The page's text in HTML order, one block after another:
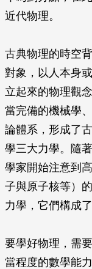
近代物理。
古典物理的時空
對象，以人本身
立起來的物理觀
當完備的機械學
論體系，形成了
學三大力學。隨
學家開始注意到
子與原子核等）
力學，它們構成
要學好物理，需
當程度的數學能